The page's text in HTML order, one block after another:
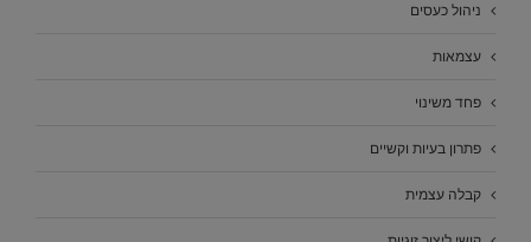
ניהול כעסים
עצמאות
פחד משינוי
פתרון בעיות וקשיים
קבלה עצמית